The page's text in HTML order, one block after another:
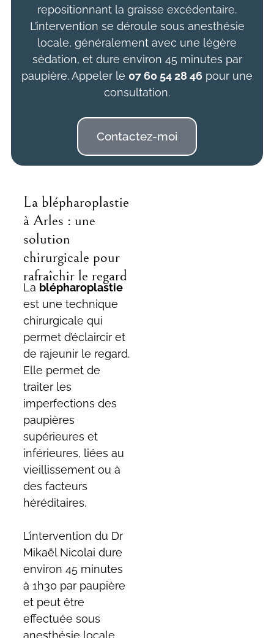
repositionnant la graisse excédentaire.
L’intervention se déroule sous anesthésie
locale, généralement avec une légère
sédation, et dure environ 45 minutes par
paupière. Appeler le 07 60 54 28 46 pour une
consultation.
Contactez-moi
La blépharoplastie
à Arles : une
solution
chirurgicale pour
rafraîchir le regard
La blépharoplastie
est une technique
chirurgicale qui
permet d’éclaircir et
de rajeunir le regard.
Elle permet de
traiter les
imperfections des
paupières
supérieures et
inférieures, liées au
vieillissement ou à
des facteurs
héréditaires.
L’intervention du Dr
Mikaël Nicolai dure
environ 45 minutes
à 1h30 par paupière
et peut être
effectuée sous
anesthésie locale